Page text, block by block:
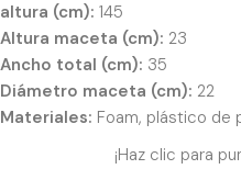
altura (cm): 145
Altura maceta (cm): 23
Ancho total (cm): 35
Diámetro maceta (cm): 22
Materiales: Foam, plástico de
¡Haz clic para